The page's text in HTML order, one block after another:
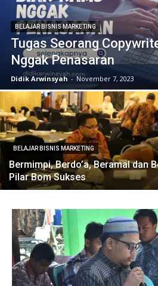
BELAJAR BISNIS MARKETING
Tugas Seorang
Nggak Penasaran
Didik Arwinsyah - November 7, 2023
BELAJAR BISNIS MARKETING
Bermimpi, Berdo’a, Beramal dan
Pilar Bom Sukses